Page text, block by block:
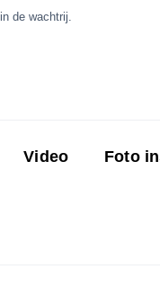
de wachtrij.
Video Foto